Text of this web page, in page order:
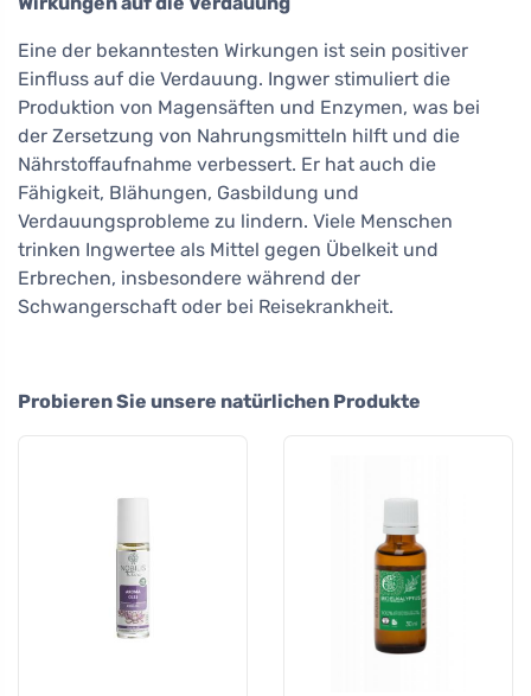
Eine der bekanntesten Wirkungen ist sein positiver
Einfluss auf die Verdauung. Ingwer stimuliert die
Produktion von Magensäften und Enzymen, was bei
der Zersetzung von Nahrungsmitteln hilft und die
Nährstoffaufnahme verbessert. Er hat auch die
Fähigkeit, Blähungen, Gasbildung und
Verdauungsprobleme zu lindern. Viele Menschen
trinken Ingwertee als Mittel gegen Übelkeit und
Erbrechen, insbesondere während der
Schwangerschaft oder bei Reisekrankheit.
Probieren Sie unsere natürlichen Produkte